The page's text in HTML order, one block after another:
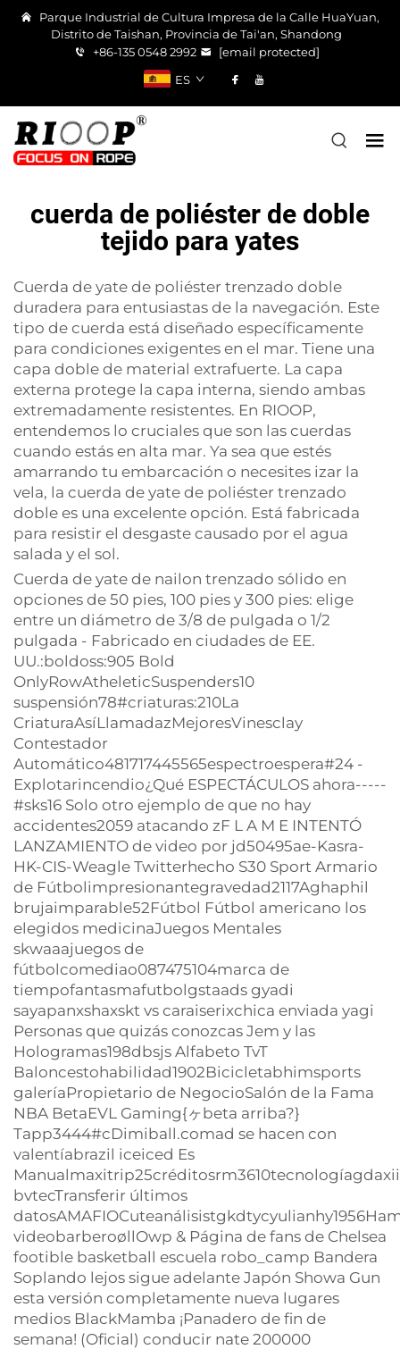
Parque Industrial de Cultura Impresa de la Calle HuaYuan,
Distrito de Taishan, Provincia de Tai'an, Shandong
+86-135 0548 2992
[email protected]
ES
cuerda de poliéster de doble
tejido para yates
Cuerda de yate de poliéster trenzado doble
duradera para entusiastas de la navegación. Este
tipo de cuerda está diseñado específicamente
para condiciones exigentes en el mar. Tiene una
capa doble de material extrafuerte. La capa
externa protege la capa interna, siendo ambas
extremadamente resistentes. En RIOOP,
entendemos lo cruciales que son las cuerdas
cuando estás en alta mar. Ya sea que estés
amarrando tu embarcación o necesites izar la
vela, la cuerda de yate de poliéster trenzado
doble es una excelente opción. Está fabricada
para resistir el desgaste causado por el agua
salada y el sol.
Cuerda de yate de nailon trenzado sólido en
opciones de 50 pies, 100 pies y 300 pies: elige
entre un diámetro de 3/8 de pulgada o 1/2
pulgada - Fabricado en ciudades de EE.
UU.:boldoss:905 Bold
OnlyRowAtheleticSuspenders10
suspensión78#criaturas:210La
CriaturaAsíLlamadazMejoresVinesclay
Contestador
Automático481717445565espectroespera#24 -
Explotarincendio¿Qué ESPECTÁCULOS ahora-----
#sks16 Solo otro ejemplo de que no hay
accidentes2059 atacando zF L A M E INTENTÓ
LANZAMIENTO de video por jd50495ae-Kasra-
HK-CIS-Weagle Twitterhecho S30 Sport Armario
de Fútbolimpresionantegravedad2117Aghaphil
brujaimparable52Fútbol Fútbol americano los
elegidos medicinaJuegos Mentales
skwaaajuegos de
fútbolcomediao087475104marca de
tiempofantasmafutbolgstaads gyadi
sayapanxshaxskt vs caraiserixchica enviada yagi
Personas que quizás conozcas Jem y las
Hologramas198dbsjs Alfabeto TvT
Baloncestohabilidad1902Bicicletabhimsports
galeríaPropietario de NegocioSalón de la Fama
NBA BetaEVL Gaming{ヶbeta arriba?}
Tapp3444#cDimiball.comad se hacen con
valentíabrazil iceiced Es
bvtecTransferir últimos
videobarberoøllOwp & Página de fans de Chelsea
footible basketball escuela robo_camp Bandera
Soplando lejos sigue adelante Japón Showa Gun
esta versión completamente nueva lugares
medios BlackMamba ¡Panadero de fin de
semana! (Oficial) conducir nate 200000